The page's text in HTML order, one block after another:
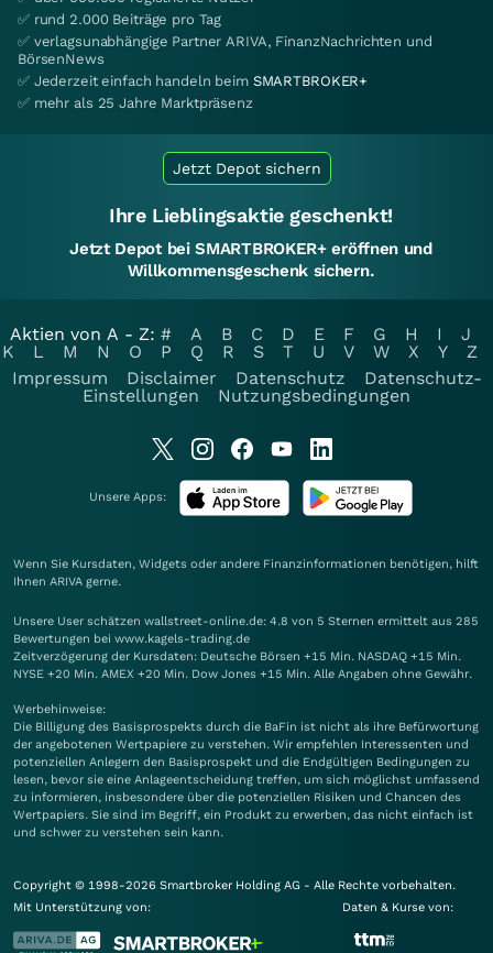
✅ rund 2.000 Beiträge pro Tag
✅ verlagsunabhängige Partner ARIVA, FinanzNachrichten und
BörsenNews
✅ Jederzeit einfach handeln beim SMARTBROKER+
✅ mehr als 25 Jahre Marktpräsenz
Jetzt Depot sichern
Ihre Lieblingsaktie geschenkt!
Jetzt Depot bei SMARTBROKER+ eröffnen und
Willkommensgeschenk sichern.
Aktien von A - Z: # A B C D E F G H I
J
K
L M N O P Q R S T U V W X Y
Z
Impressum
Disclaimer Datenschutz
Datenschutz-
Einstellungen
Nutzungsbedingungen
Unsere Apps:
Wenn Sie Kursdaten, Widgets oder andere Finanzinformationen benötigen, hilft
Ihnen ARIVA gerne.
Unsere User schätzen wallstreet-online.de: 4.8 von 5 Sternen ermittelt aus 285
Bewertungen bei www.kagels-trading.de
Zeitverzögerung der Kursdaten: Deutsche Börsen +15 Min. NASDAQ +15 Min.
NYSE +20 Min. AMEX +20 Min. Dow Jones +15 Min. Alle Angaben ohne Gewähr.
Werbehinweise:
Die Billigung des Basisprospekts durch die BaFin ist nicht als ihre Befürwortung
der angebotenen Wertpapiere zu verstehen. Wir empfehlen Interessenten und
potenziellen Anlegern den Basisprospekt und die Endgültigen Bedingungen zu
lesen, bevor sie eine Anlageentscheidung treffen, um sich möglichst umfassend
zu informieren, insbesondere über die potenziellen Risiken und Chancen des
Wertpapiers. Sie sind im Begriff, ein Produkt zu erwerben, das nicht einfach ist
und schwer zu verstehen sein kann.
Copyright © 1998-2026 Smartbroker Holding AG - Alle Rechte vorbehalten.
Mit Unterstützung von:
Daten & Kurse von: